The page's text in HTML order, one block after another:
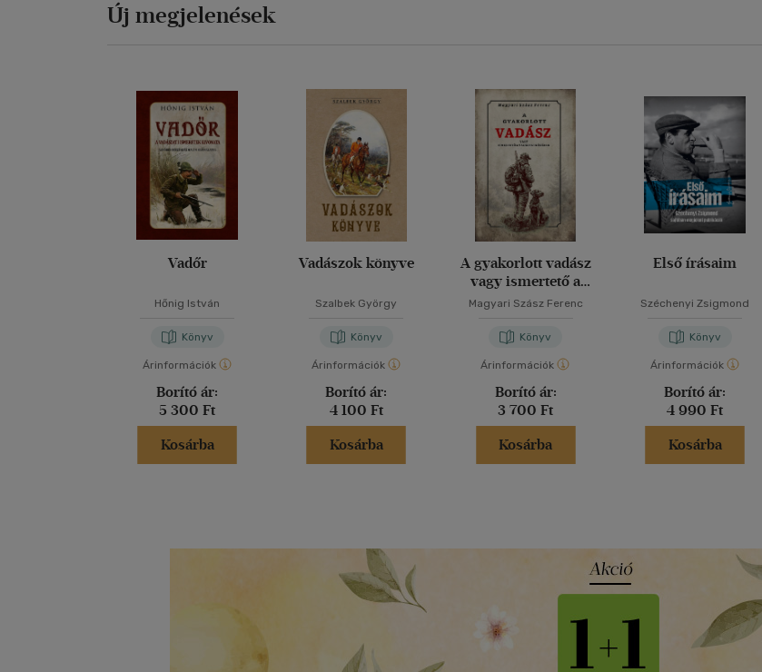
Új megjelenések
Vadőr
Hőnig István
Könyv
Árinformációk
Borító ár:
5 300 Ft
Kosárba
Vadászok könyve
Szalbek György
Könyv
Árinformációk
Borító ár:
4 100 Ft
Kosárba
A gyakorlott vadász
vagy ismertető a
vadászat köréből
Magyari Szász Ferenc
Könyv
Árinformációk
Borító ár:
3 700 Ft
Kosárba
Első írásaim
Széchenyi Zsigmond
Könyv
Árinformációk
Borító ár:
4 990 Ft
Kosárba